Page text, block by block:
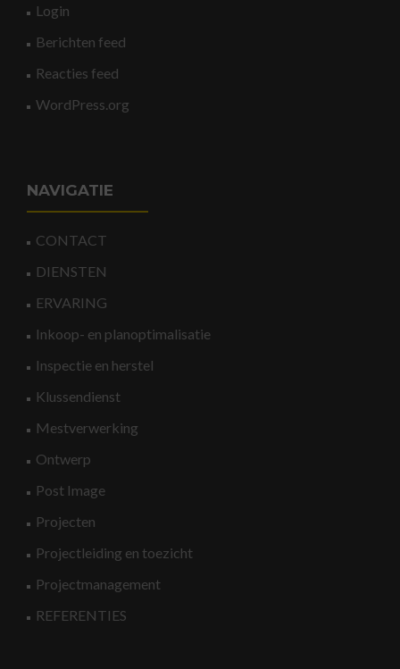
Login
Berichten feed
Reacties feed
WordPress.org
NAVIGATIE
CONTACT
DIENSTEN
ERVARING
Inkoop- en planoptimalisatie
Inspectie en herstel
Klussendienst
Mestverwerking
Ontwerp
Post Image
Projecten
Projectleiding en toezicht
Projectmanagement
REFERENTIES